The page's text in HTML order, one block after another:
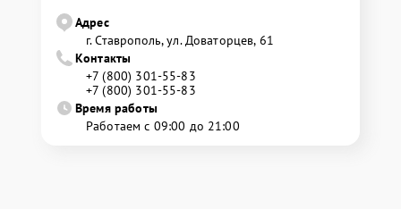
Адрес
г. Ставрополь, ул. Доваторцев, 61
Контакты
+7 (800) 301-55-83
+7 (800) 301-55-83
Время работы
Работаем с 09:00 до 21:00